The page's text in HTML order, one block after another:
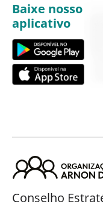
Baixe nosso
aplicativo
Conselho